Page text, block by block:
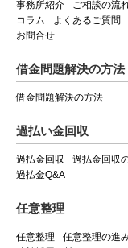
事務所紹介 ご相談の流
コラム
よくあるご質問
お問合せ
借金問題解決の方法
借金問題解決の方法
過払い金回収
過払金回収 過払金回収
過払金Q&A
任意整理
任意整理 任意整理の進